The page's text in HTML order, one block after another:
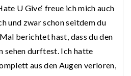
U Give‘ freue ich mich auch
und zwar schon seitdem du
berichtet hast, dass du den
sehen durftest. Ich hatte
aus den Augen verloren,